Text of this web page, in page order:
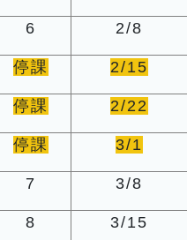
6 2/8
停課 2/15
停課 2/22
停課 3/1
7 3/8
8 3/15